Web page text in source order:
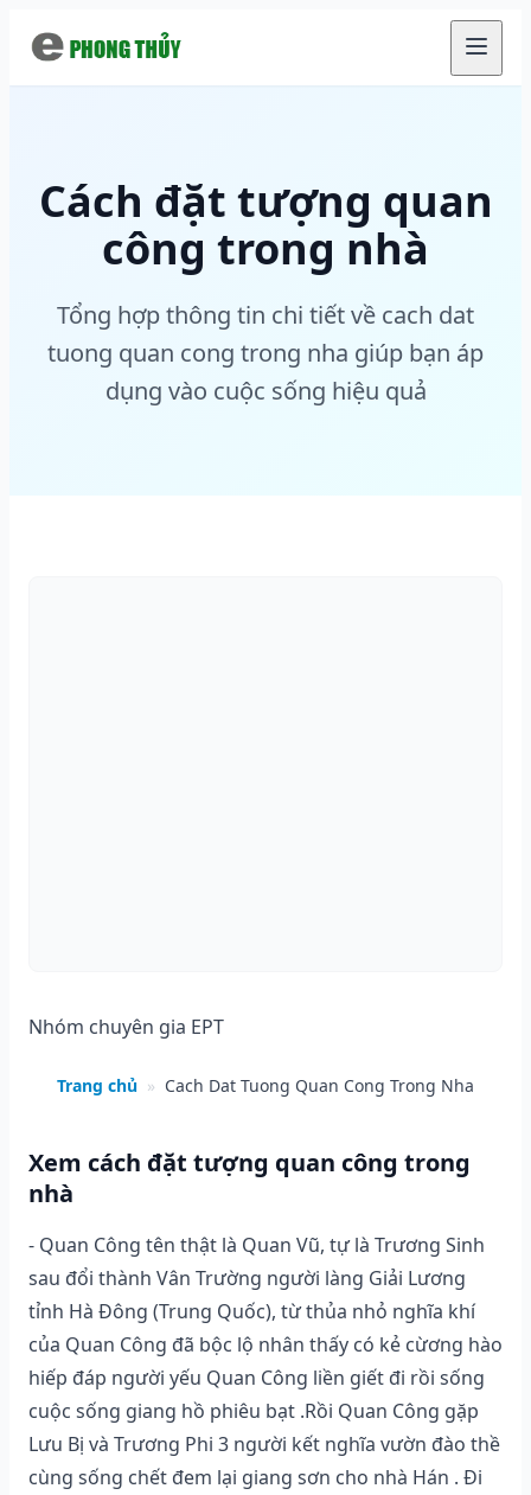
Cách đặt tượng quan
công trong nhà
Tổng hợp thông tin chi tiết về cach dat
tuong quan cong trong nha giúp bạn áp
dụng vào cuộc sống hiệu quả
Nhóm chuyên gia EPT
Trang chủ » Cach Dat Tuong Quan Cong Trong Nha
Xem cách đặt tượng quan công trong
nhà
- Quan Công tên thật là Quan Vũ, tự là Trương Sinh
sau đổi thành Vân Trường người làng Giải Lương
tỉnh Hà Đông (Trung Quốc), từ thủa nhỏ nghĩa khí
của Quan Công đã bộc lộ nhân thấy có kẻ cừơng hào
hiếp đáp người yếu Quan Công liền giết đi rồi sống
cuộc sống giang hồ phiêu bạt .Rồi Quan Công gặp
Lưu Bị và Trương Phi 3 người kết nghĩa vườn đào thề
cùng sống chết đem lại giang sơn cho nhà Hán . Đi